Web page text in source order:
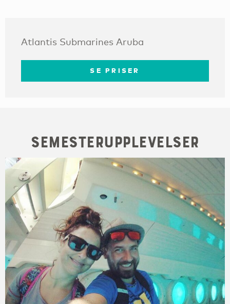
Atlantis Submarines Aruba
SE PRISER
Semesterupplevelser